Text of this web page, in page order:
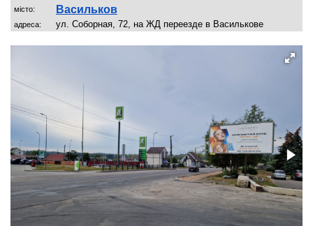
місто: Васильков
адреса: ул. Соборная, 72, на ЖД переезде в Василькове